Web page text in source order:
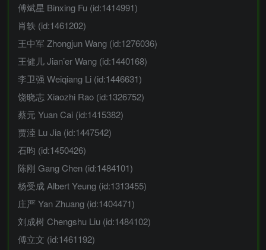
傅斌星 Binxing Fu (id:1414991)
肖轶 (id:1461202)
王中军 Zhongjun Wang (id:1276036)
王健儿 Jian’er Wang (id:1440168)
李卫强 Weiqiang Li (id:1446631)
饶晓志 Xiaozhi Rao (id:1326752)
蔡元 Yuan Cai (id:1415382)
贾淕 Lu Jia (id:1447542)
石昀 (id:1450426)
陈刚 Gang Chen (id:1484101)
杨受成 Albert Yeung (id:1313455)
庄严 Yan Zhuang (id:1404471)
刘成树 Chengshu Liu (id:1484102)
傅立文 (id:1461192)